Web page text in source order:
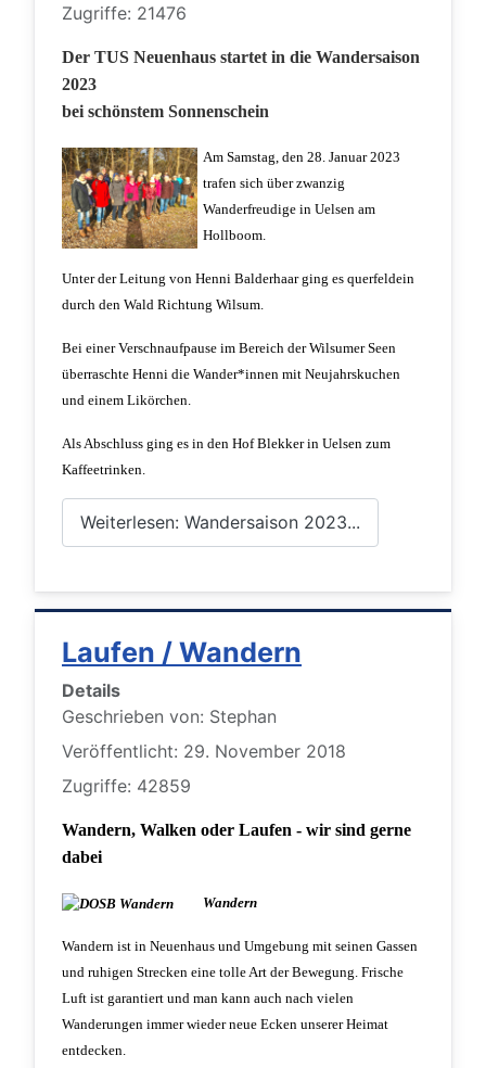
Zugriffe: 21476
Der TUS Neuenhaus startet in die Wandersaison
2023
bei schönstem Sonnenschein
Am Samstag, den 28. Januar 2023
trafen sich über zwanzig
Wanderfreudige in Uelsen am
Hollboom.
Unter der Leitung von Henni Balderhaar ging es querfeldein
durch den Wald Richtung Wilsum.
Bei einer Verschnaufpause im Bereich der Wilsumer Seen
überraschte Henni die Wander*innen mit Neujahrskuchen
und einem Likörchen.
Als Abschluss ging es in den Hof Blekker in Uelsen zum
Kaffeetrinken.
Weiterlesen: Wandersaison 2023...
Laufen / Wandern
Details
Geschrieben von: Stephan
Veröffentlicht: 29. November 2018
Zugriffe: 42859
Wandern, Walken oder Laufen - wir sind gerne
dabei
Wandern
Wandern ist in Neuenhaus und Umgebung mit seinen Gassen
und ruhigen Strecken eine tolle Art der Bewegung. Frische
Luft ist garantiert und man kann auch nach vielen
Wanderungen immer wieder neue Ecken unserer Heimat
entdecken.